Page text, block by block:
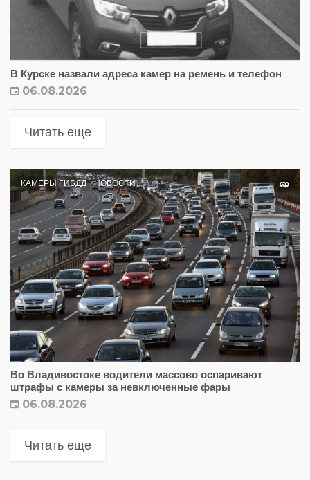
В Курске назвали адреса камер на ремень и телефон
06.08.2026
Читать еще
КАМЕРЫ ГИБДД НОВОСТИ
Во Владивостоке водители массово оспаривают
штрафы с камеры за невключенные фары
06.08.2026
Читать еще